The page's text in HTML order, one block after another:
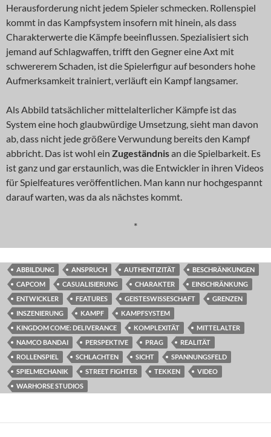
Herausforderung nicht jedem Spieler schmecken. Rollenspiel
kommt in das Kampfsystem insofern mit hinein, als dass
Charakterwerte die Kämpfe beeinflussen. Spezialisiert sich
jemand auf Schlagwaffen, trifft den Gegner eine Axt mit
schwererem Schaden, ist die Spielerfigur auf besonders hohe
Aufmerksamkeit trainiert, verläuft ein Kampf langsamer.
Als Abbild tatsächlicher mittelalterlicher Kämpfe ist das
System eine hoch glaubwürdige Umsetzung, sieht man davon
ab, dass nicht jede größere Verwundung bereits den Kampf
abbricht. Das ist wohl ein Zugeständnisan die Spielbarkeit. Es
ist ganz und gar erstaunlich, was die Entwickler in ihren Videos
für Spielfeatures veröffentlichen. Man kann nur hochgespannt
darauf warten, was da als nächstes kommt.
*
ABBILDUNG ANSPRUCH AUTHENTIZITÄT
BESCHRÄNKUNGEN
CAPCOM
CASUALISIERUNG CHARAKTER
EINSCHRÄNKUNG
ENTWICKLER
FEATURES GEISTESWISSESCHAFT
GRENZEN
INSZENIERUNG
KAMPF
KAMPFSYSTEM
KINGDOM COME: DELIVERANCE
KOMPLEXITÄT
MITTELALTER
NAMCO BANDAI
PERSPEKTIVE PRAG
REALITÄT
ROLLENSPIEL
SCHLACHTEN SICHT
SPANNUNGSFELD
SPIELMECHANIK
STREET FIGHTER TEKKEN
VIDEO
WARHORSE STUDIOS